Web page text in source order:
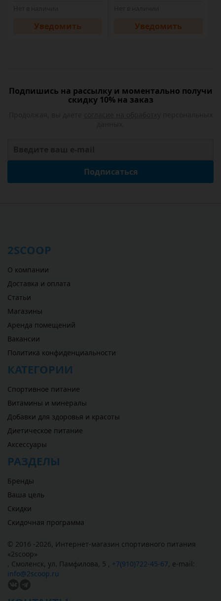
Уведомить Уведомить
Подпишись на рассылку и моментально получи
скидку 10% на заказ
Подписаться
2SCOOP
О компании
Доставка и оплата
Статьи
Магазины
Аренда помещений
Вакансии
Политика конфиденциальности
КАТЕГОРИИ
Спортивное питание
Витамины и минералы
Добавки для здоровья и красоты
Диетическое питание
Аксессуары
РАЗДЕЛЫ
Бренды
Ваша цель
Скидки
Скидочная программа
© 2016 -2026, Интернет-магазин спортивного питания
«2scoop»
, Смоленск, ул. Памфилова, 5 , +7(910)722-45-67, e-mail:
info@2scoop.ru